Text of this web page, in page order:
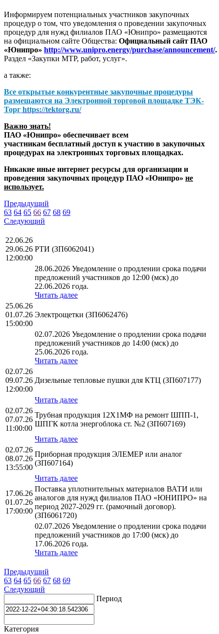
Информируем потенциальных участников закупочных
процедур о том, что уведомления о проведении закупочных
процедур для нужд филиалов ПАО «Юнипро» размещаются
на официальном сайте Общества: Официальный сайт ПАО
«Юнипро» http://www.unipro.energy/purchase/announcement/.
Раздел «Закупки МТР, работ, услуг».
а также:
Все открытые конкурентные закупочные процедуры
размещаются на Электронной торговой площадке ТЭК-
Торг https://tektorg.ru/
Важно знать!
ПАО «Юнипро» обеспечивает всем
участникам бесплатный доступ к участию в закупочных
процедурах на электронных торговых площадках.
Никакие иные интернет ресурсы для организации и
проведения закупочных процедур ПАО «Юнипро» не
использует.
Предыдущий
63 64 65 66 67 68 69
Следующий
22.06.26
29.06.26
12:00:00
РТИ (ЗП6062041)
28.06.2026 Уведомление о продлении срока подачи
предложений участников до 12:00 (мск) до
22.06.2026 года.
Читать далее
25.06.26
01.07.26
15:00:00
Электрощетки (ЗП6062476)
02.07.2026 Уведомление о продлении срока подачи
предложений участников до 14:00 (мск) до
25.06.2026 года.
Читать далее
02.07.26
09.07.26
12:00:00
Дизельные тепловые пушки для КТЦ (ЗП607177)
Читать далее
02.07.26
07.07.26
11:00:00
Трубная продукция 12Х1МФ на ремонт ШПП-1,
ШПГК котла энергоблока ст. №2 (ЗП607169)
Читать далее
02.07.26
08.07.26
13:55:00
Приборная продукция ЭЛЕМЕР или аналог
(ЗП607164)
Читать далее
17.06.26
01.07.26
17:00:00
Поставка уплотнительных материалов ВАТИ или
аналогов для нужд филиалов ПАО «ЮНИПРО» на
период 2027-2029 гг. (рамочный договор).
(ЗП6061720)
02.07.2026 Уведомление о продлении срока подачи
предложений участников до 17:00 (мск) до
17.06.2026 года.
Читать далее
Предыдущий
63 64 65 66 67 68 69
Следующий
Период
Категория